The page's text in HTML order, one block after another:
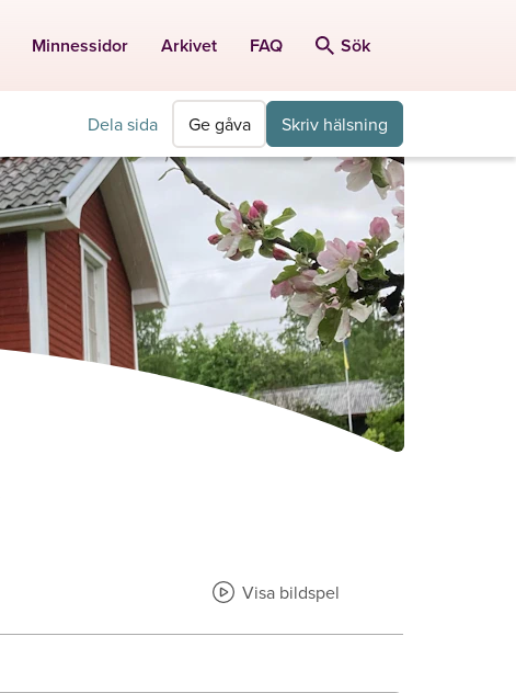
Minnessidor Arkivet FAQ Sök
Dela sida Ge gåva Skriv hälsning
Visa bildspel